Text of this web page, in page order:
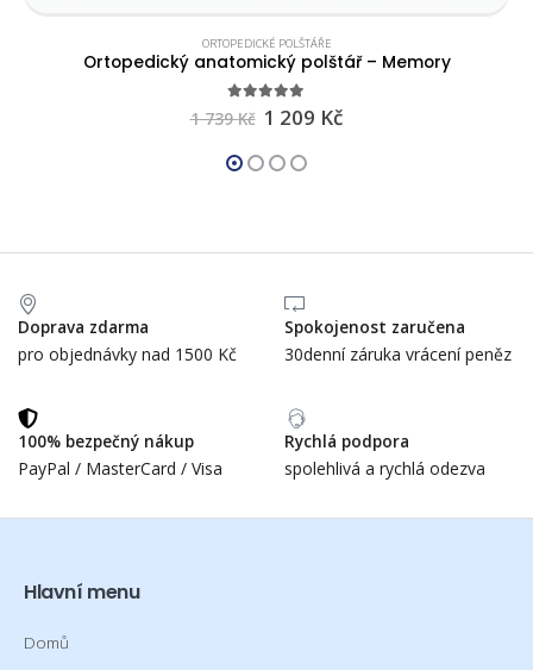
ORTOPEDICKÉ POLŠTÁŘE
Ortopedický anatomický polštář – Memory
4.87 out of 5
1 739Kč 1 209 Kč
Doprava zdarma
pro objednávky nad 1500 Kč
Spokojenost zaručena
30denní záruka vrácení peněz
100% bezpečný nákup
PayPal / MasterCard / Visa
Rychlá podpora
spolehlivá a rychlá odezva
Hlavní menu
Domů